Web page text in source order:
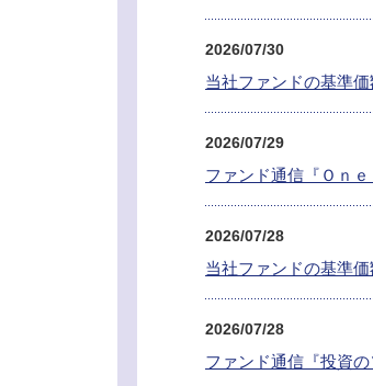
2026/07/30
当社ファンドの基準
2026/07/29
ファンド通信『Ｏｎ
2026/07/28
当社ファンドの基準
2026/07/28
ファンド通信『投資